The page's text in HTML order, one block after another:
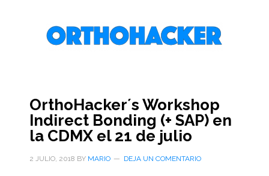
OrthoHacker´s Workshop
Indirect Bonding (+ SAP) en
la CDMX el 21 de julio
2 JULIO, 2018 BY MARIO DEJA UN COMENTARIO